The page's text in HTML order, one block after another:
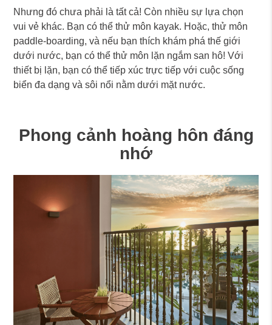
Nhưng đó chưa phải là tất cả! Còn nhiều sự lựa chọn
vui vẻ khác. Bạn có thể thử môn kayak. Hoặc, thử môn
paddle-boarding, và nếu bạn thích khám phá thế giới
dưới nước, bạn có thể thử môn lặn ngắm san hô! Với
thiết bị lặn, bạn có thể tiếp xúc trực tiếp với cuộc sống
biển đa dạng và sôi nổi nằm dưới mặt nước.
Phong cảnh hoàng hôn đáng
nhớ